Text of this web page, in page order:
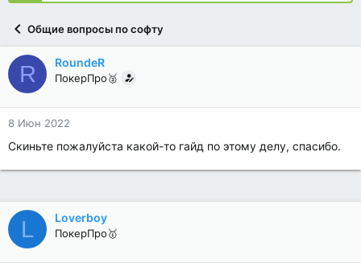
Общие вопросы по софту
R RoundeR
ПокерПро🥈
8 Июн 2022
Скиньте пожалуйста какой-то гайд по этому делу, спасибо.
L Loverboy
ПокерПро🥇